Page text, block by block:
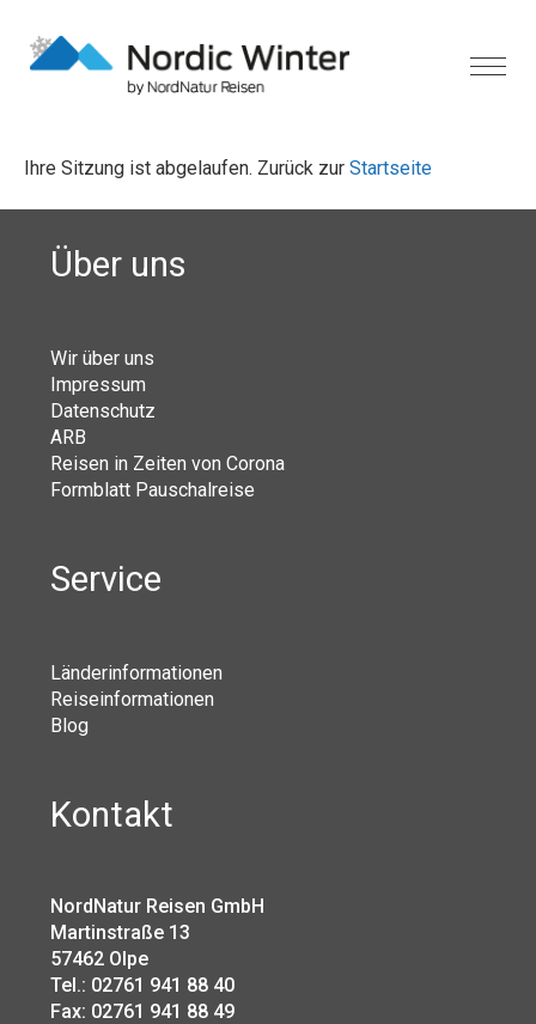
Ihre Sitzung ist abgelaufen. Zurück zur Startseite
Über uns
Wir über uns
Impressum
Datenschutz
ARB
Reisen in Zeiten von Corona
Formblatt Pauschalreise
Service
Länderinformationen
Reiseinformationen
Blog
Kontakt
NordNatur Reisen GmbH
Martinstraße 13
57462 Olpe
Tel.: 02761 941 88 40
Fax: 02761 941 88 49